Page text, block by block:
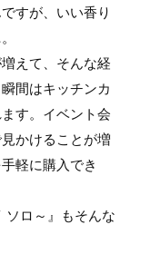
すが、いい香り
えて、そんな経
間はキッチンカ
す。イベント会
かけることが増
軽に購入でき
ソロ～』もそんな